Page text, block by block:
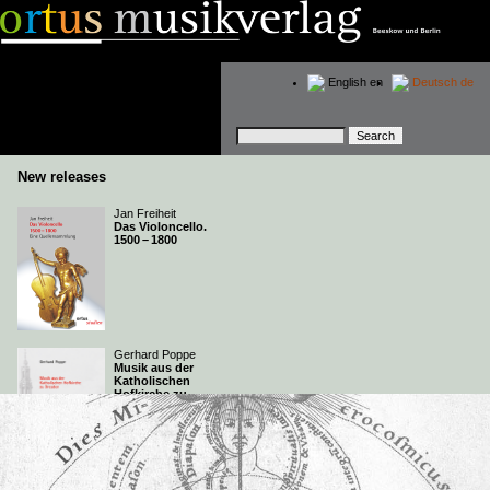
Keywords
Deutsch de
English en
New releases
Jan Freiheit
Das Violoncello.
1500 – 1800
Gerhard Poppe
Musik aus der
Katholischen
Hofkirche zu
Dresden